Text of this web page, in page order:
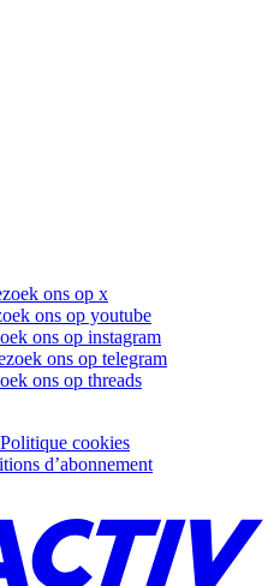
ons op x
ons op youtube
ons op instagram
ons op telegram
ons op threads
Politique cookies
d’abonnement